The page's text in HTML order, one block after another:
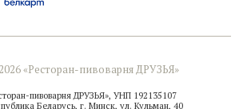
«Ресторан-пивоварня ДРУЗЬЯ»
пивоварня ДРУЗЬЯ», УНП 192135107
Беларусь, г. Минск, ул. Кульман, 40